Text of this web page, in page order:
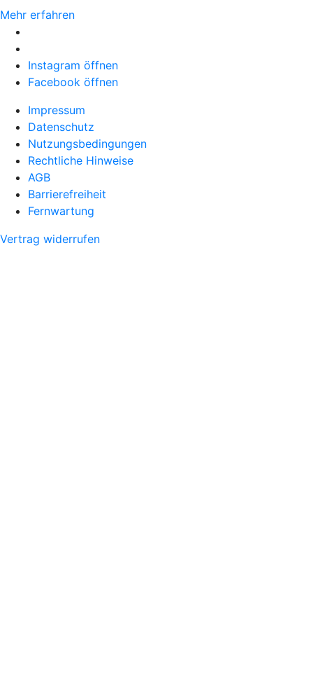
Mehr erfahren
Instagram öffnen
Facebook öffnen
Impressum
Datenschutz
Nutzungsbedingungen
Rechtliche Hinweise
AGB
Barrierefreiheit
Fernwartung
Vertrag widerrufen